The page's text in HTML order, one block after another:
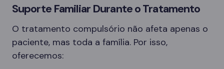
Suporte Familiar Durante o Tratamento
O tratamento compulsório não afeta apenas o
paciente, mas toda a família. Por isso,
oferecemos: